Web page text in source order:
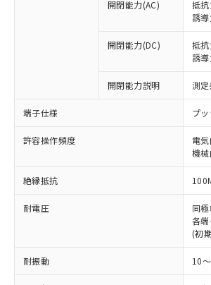
開閉能力(AC)
抵
誘
開閉能力(DC)
抵
誘
開閉能力説明 測
端子仕様 プ
許容操作頻度
電
機
絶縁抵抗
耐電圧
同
各
(初
耐振動 10
本サービスの対象外となる
ことをご了承ください。
在庫状況および標準価格照
記載している更新日時点で
タに基づき作成されるもの
覧された時点での実際の在
正式な納期状況および標準
様のお取引先、またはお客
ムロン制御機器販売店・当
オムロン制御機器販売店や
販売ネットワーク
在庫状況および標準価格結
示しないようお願いします
マイパーツ機能（部品リス
仕入先様の事情により、非含有
いたものが、含有品と判明した
むを得ず変更することがあります
ミウム(Cd) 100ppm以下、
六価クロム(Cr(Ⅵ)) 1000ppm以下、ポリ
類(PBB) 1000ppm以下、ポリ臭化ジフェ
(PBDE) 1000ppm以下、フタル酸ビス(2-エ
ルベンジル（BBP） 1000ppm以下、フタ
（DBP） 1000ppm以下、フタル酸ジイ
適用除外項目は除く。
フタル酸エステル類の４物質については
図的な使用がないことを確認しています。
部品在庫の切り替え状況などに
「×」：最大均質材料含有率が
基準値を超えていることを示し
「－」：未確認です。当社販売
い合わせください。
*中国RoHS10物質の基準値 (GB/T26572)：
Pb(鉛) :1000ppm、 Hg(水銀) : 1000ppm
Cr(Ⅵ)(六価クロム) : 1000ppm、 PBBs(ポ
DBP(フタル酸ジブチル) : 1000ppm、
イソブチル) : 1000ppm、 BBP(フタル酸
DEHP(フタル酸ビス(2-エチルヘキシル)) :
「ｅ」：有害物質（10物質）の
準値以下であることを示します。
「10」：通常の使用状況下にお
当社は、これら貴社製品の
為替および外国貿易法に定
（以下｢規制貨物等」とい
または国外への提供する場
国政府の輸出許可(または
可)を取得するなどの必要
当社は規制貨物を破棄する
全に破砕するなど、違法に
いよう必要な手段を講じま
当社は貴社製品を、核兵器
ル、化学兵器、生物兵器ま
武器並びにこれらの製造装
当社は、貴社製品を第三者
場合は、上記1、2および3
該第三者に通知します。ま
販売先および販売に係わる
一定数以上の在庫あり
一定数には満たないが
在庫なし(最新の在庫
いては、お客様のお取
たはお客様担当のオム
機器販売店・当社販売